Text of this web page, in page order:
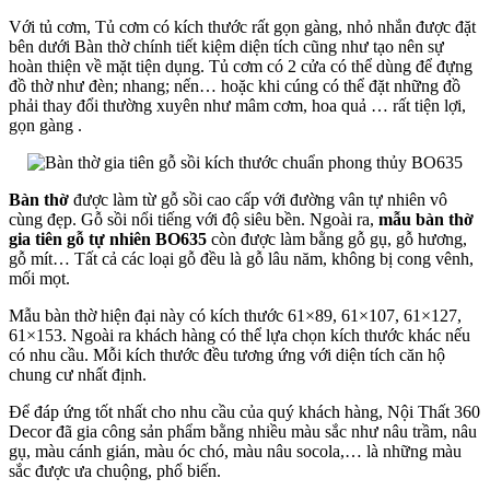
Với tủ cơm, Tủ cơm có kích thước rất gọn gàng, nhỏ nhắn được đặt
bên dưới Bàn thờ chính tiết kiệm diện tích cũng như tạo nên sự
hoàn thiện về mặt tiện dụng. Tủ cơm có 2 cửa có thể dùng để đựng
đồ thờ như đèn; nhang; nến… hoặc khi cúng có thể đặt những đồ
phải thay đổi thường xuyên như mâm cơm, hoa quả … rất tiện lợi,
gọn gàng .
Bàn thờ được làm từ gỗ sồi cao cấp với đường vân tự nhiên vô
cùng đẹp. Gỗ sồi nổi tiếng với độ siêu bền. Ngoài ra, mẫu bàn thờ
gia tiên gỗ tự nhiên BO635 còn được làm bằng gỗ gụ, gỗ hương,
gỗ mít… Tất cả các loại gỗ đều là gỗ lâu năm, không bị cong vênh,
mối mọt.
Mẫu bàn thờ hiện đại này có kích thước 61×89, 61×107, 61×127,
61×153. Ngoài ra khách hàng có thể lựa chọn kích thước khác nếu
có nhu cầu. Mỗi kích thước đều tương ứng với diện tích căn hộ
chung cư nhất định.
Để đáp ứng tốt nhất cho nhu cầu của quý khách hàng, Nội Thất 360
Decor đã gia công sản phẩm bằng nhiều màu sắc như nâu trầm, nâu
gụ, màu cánh gián, màu óc chó, màu nâu socola,… là những màu
sắc được ưa chuộng, phổ biến.